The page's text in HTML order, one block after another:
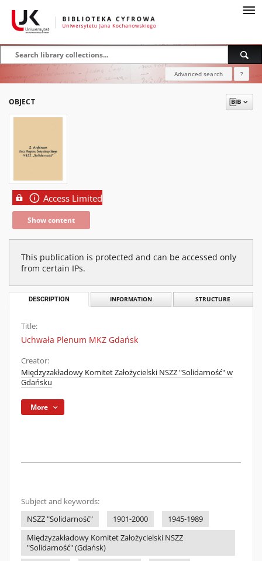
Advanced search ?
OBJECT
Access Limited
Show content
This publication is protected and can be accessed only
from certain IPs.
DESCRIPTION INFORMATION STRUCTURE
Title:
Uchwała Plenum MKZ Gdańsk
Creator:
Międzyzakładowy Komitet Założycielski NSZZ "Solidarność" w
Gdańsku
More
Subject and keywords:
NSZZ "Solidarność"
1901-2000
1945-1989
Międzyzakładowy Komitet Założycielski NSZZ
"Solidarność" (Gdańsk)